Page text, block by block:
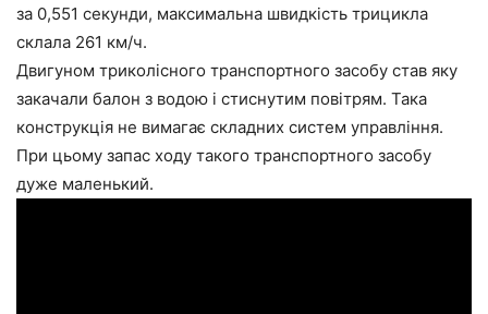
за 0,551 секунди, максимальна швидкість трицикла
склала 261 км/ч.
Двигуном триколісного транспортного засобу став яку
закачали балон з водою і стиснутим повітрям. Така
конструкція не вимагає складних систем управління.
При цьому запас ходу такого транспортного засобу
дуже маленький.